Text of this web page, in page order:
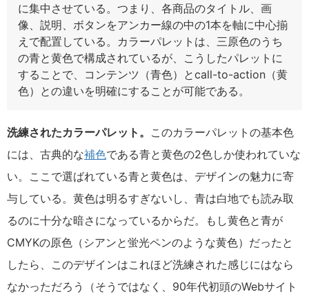
に集中させている。つまり、各商品のタイトル、画
像、説明、ボタンをアンカー線の中の1本を軸に中心揃
えで配置している。カラーパレットは、三原色のうち
の青と黄色で構成されているが、こうしたパレットに
することで、コンテンツ（青色）とcall-to-action（黄
色）との違いを明確にすることが可能である。
洗練されたカラーパレット。 このカラーパレットの基本色
には、古典的な補色である青と黄色の2色しか使われていな
い。ここで選ばれている青と黄色は、デザインの魅力に寄
与している。黄色は明るすぎないし、青は白地でも読み取
るのに十分な暗さになっているからだ。もし黄色と青が
CMYKの原色（シアンと蛍光ペンのような黄色）だったと
したら、このデザインはこれほど洗練された感じにはなら
なかっただろう（そうではなく、90年代初頭のWebサイト